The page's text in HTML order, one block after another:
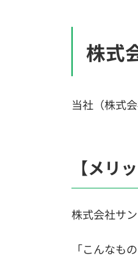
株式
当社（株式
【メリ
株式会社サ
「こんなも